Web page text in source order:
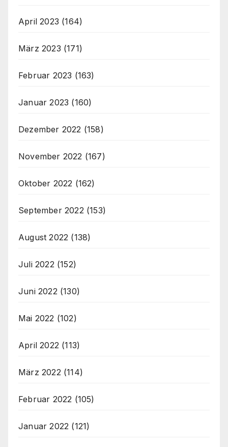
April 2023 (164)
März 2023 (171)
Februar 2023 (163)
Januar 2023 (160)
Dezember 2022 (158)
November 2022 (167)
Oktober 2022 (162)
September 2022 (153)
August 2022 (138)
Juli 2022 (152)
Juni 2022 (130)
Mai 2022 (102)
April 2022 (113)
März 2022 (114)
Februar 2022 (105)
Januar 2022 (121)